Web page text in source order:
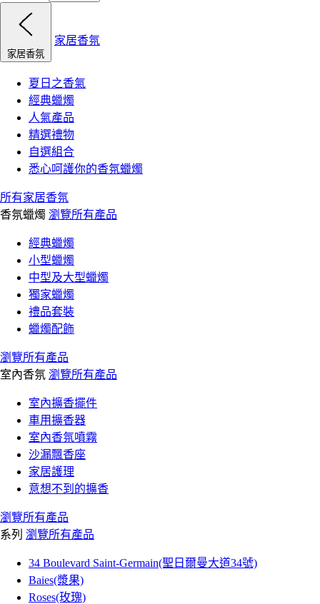
家居香氛
家居香氛
夏日之香氣
經典蠟燭
人氣產品
精選禮物
自選組合
悉心呵護你的香氛蠟燭
所有家居香氛
香氛蠟燭 瀏覽所有產品
經典蠟燭
小型蠟燭
中型及大型蠟燭
獨家蠟燭
禮品套裝
蠟燭配飾
瀏覽所有產品
室內香氛 瀏覽所有產品
室內擴香擺件
車用擴香器
室內香氛噴霧
沙漏飄香座
家居護理
意想不到的擴香
瀏覽所有產品
系列 瀏覽所有產品
34 Boulevard Saint-Germain(聖日爾曼大道34號)
Baies(漿果)
Roses(玫瑰)